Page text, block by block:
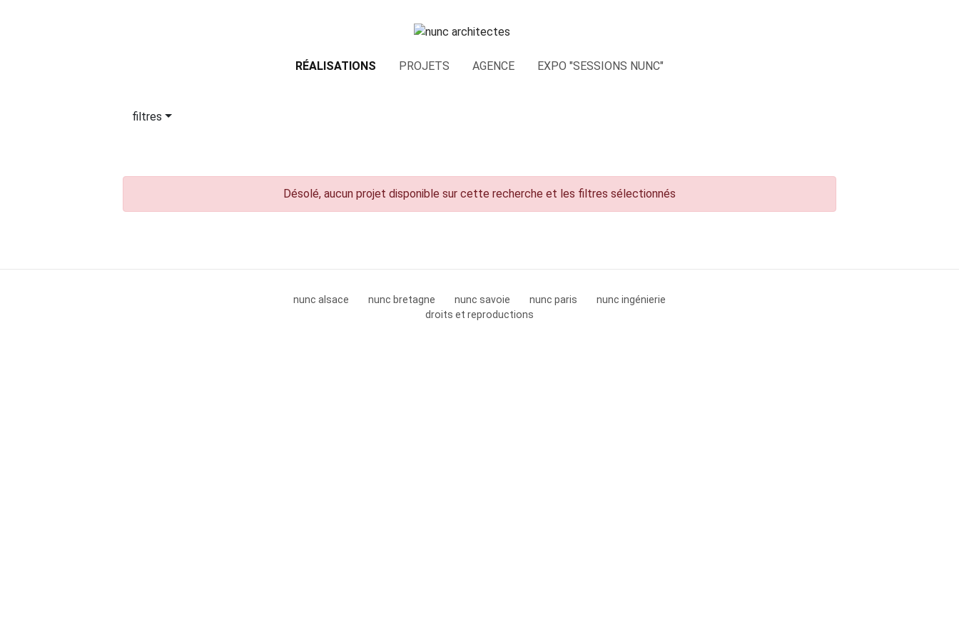
RÉALISATIONS PROJETS AGENCE EXPO "SESSIONS NUNC"
filtres
Désolé, aucun projet disponible sur cette recherche et les filtres sélectionnés
nunc alsace nunc bretagne nunc savoie nunc paris
nunc ingénierie
droits et reproductions